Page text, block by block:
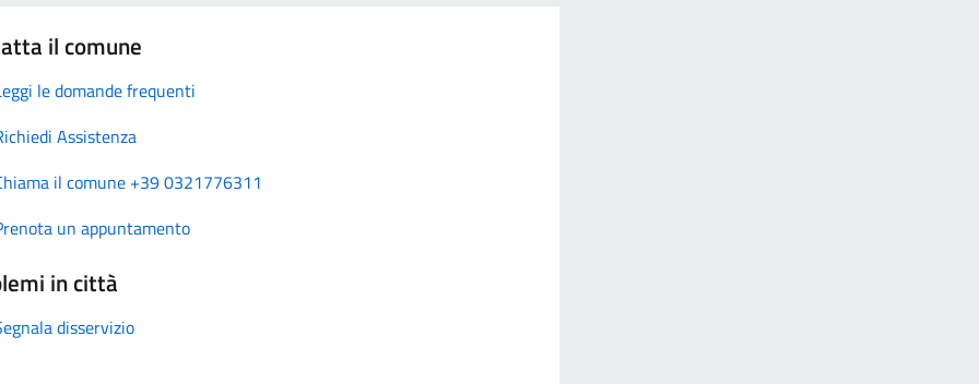
il comune
le domande frequenti
Assistenza
il comune +39 0321776311
un appuntamento
in città
disservizio